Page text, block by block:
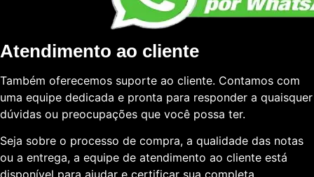
Atendimento ao cliente
Também oferecemos suporte ao cliente. Contamos com
uma equipe dedicada e pronta para responder a quaisquer
dúvidas ou preocupações que você possa ter.
Seja sobre o processo de compra, a qualidade das notas
ou a entrega, a equipe de atendimento ao cliente está